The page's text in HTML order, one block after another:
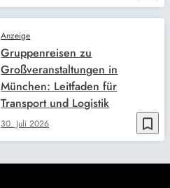
bookmark_border
Anzeige
30. Juli 2026
Gruppenreisen zu
Großveranstaltungen in
München: Leitfaden für
Transport und Logistik